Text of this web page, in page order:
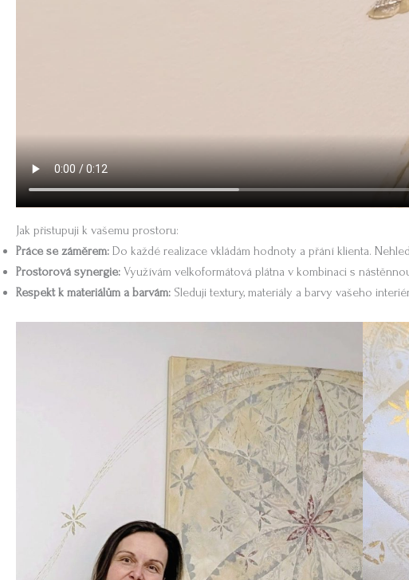
Jak přistupuji k vašemu prostoru:
Práce se záměrem: Do každé realizace vkládám hodnoty a přání klienta.
Prostorová synergie: Využívám velkoformátová plátna v kombinaci s
Respekt k materiálům a barvám: Sleduji textury, materiály a barvy vašeho